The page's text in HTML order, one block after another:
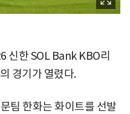
신한 SOL Bank KBO리
경기가 열렸다.
팀 한화는 화이트를 선발